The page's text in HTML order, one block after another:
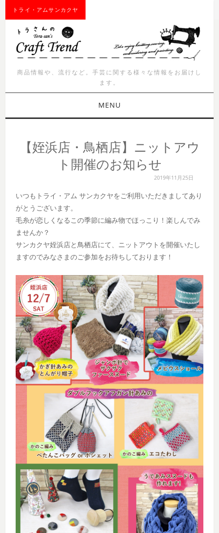
トライ・アムサンカクヤ
商品情報や、流行など。手芸に関する様々な情報をお届けし
ます。
MENU
商品紹介
ワークショップ
【姪浜店・鳥栖店】ニットアウ
ト開催のお知らせ
2019年11月25日
いつもトライ・アム サンカクヤをご利用いただきましてあり
がとうございます。
毛糸が恋しくなるこの季節に編み物でほっこり！楽しんでみ
ませんか？
サンカクヤ姪浜店と鳥栖店にて、ニットアウトを開催いたし
ますのでみなさまのご参加をお待ちしております！